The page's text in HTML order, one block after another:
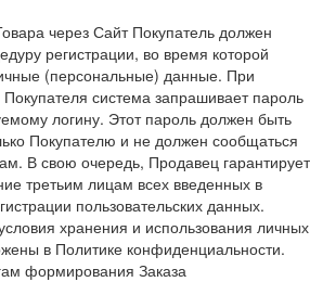
через Сайт Покупатель должен
регистрации, во время которой
(персональные) данные. При
Покупателя система запрашивает пароль
логину. Этот пароль должен быть
Покупателю и не должен сообщаться
В свою очередь, Продавец гарантирует
третьим лицам всех введенных в
пользовательских данных.
хранения и использования личных
в Политике конфиденциальности.
формирования Заказа